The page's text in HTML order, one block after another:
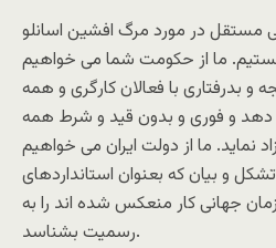
مستقل در مورد مرگ افشین اسانلو
ما از حکومت شما می خواهیم
و بدرفتاری با فعالان کارگری و همه
دهد و فوری و بدون قید و شرط همه
نماید. ما از دولت ایران می خواهیم
و بیان که بعنوان استانداردهای
جهانی کار منعکس شده اند را به
رسمیت بشناسد.